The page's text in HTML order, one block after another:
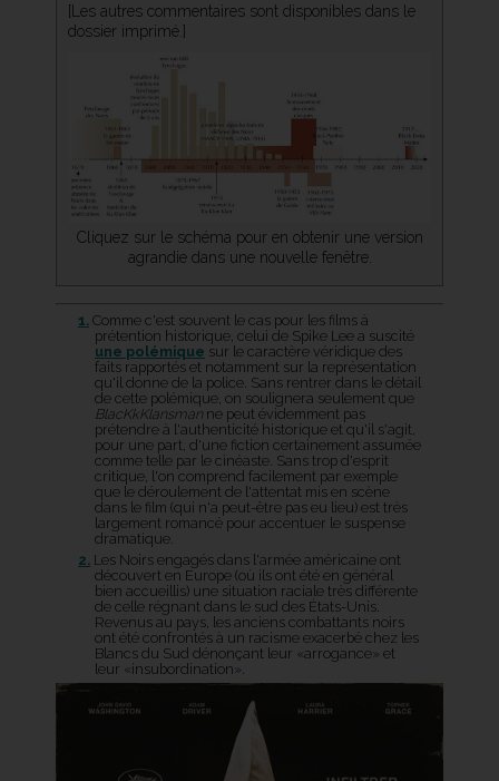
[Les autres commentaires sont disponibles dans le
dossier imprimé.]
Cliquez sur le schéma pour en obtenir une version
agrandie dans une nouvelle fenêtre.
1. Comme c'est souvent le cas pour les films à
prétention historique, celui de Spike Lee a suscité
une polémique sur le caractère véridique des
faits rapportés et notamment sur la représentation
qu'il donne de la police. Sans rentrer dans le détail
de cette polémique, on soulignera seulement que
BlacKkKlansman ne peut évidemment pas
prétendre à l'authenticité historique et qu'il s'agit,
pour une part, d'une fiction certainement assumée
comme telle par le cinéaste. Sans trop d'esprit
critique, l'on comprend facilement par exemple
que le déroulement de l'attentat mis en scène
dans le film (qui n'a peut-être pas eu lieu) est très
largement romancé pour accentuer le suspense
dramatique.
2. Les Noirs engagés dans l'armée américaine ont
découvert en Europe (où ils ont été en général
bien accueillis) une situation raciale très différente
de celle régnant dans le sud des États-Unis.
Revenus au pays, les anciens combattants noirs
ont été confrontés à un racisme exacerbé chez les
Blancs du Sud dénonçant leur «arrogance» et
leur «insubordination».